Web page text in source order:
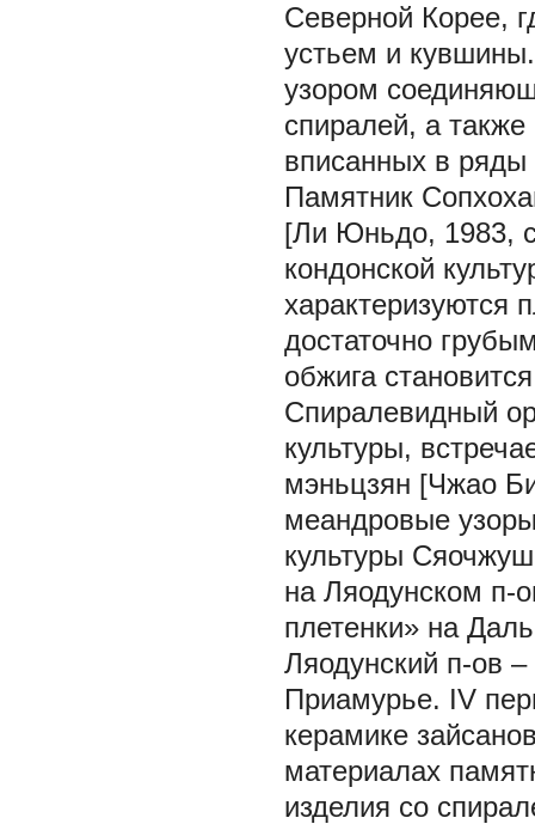
Северной Корее,
устьем и
узором
спиралей, а
вписанных в ряды
Памятник
[Ли Юньдо, 1983,
кондонской
достаточно
обжига
Спиралевидный
культуры,
мэньцзян [Чжао
меандровые
культуры
на Ляодунском п-
плетенки» на
Ляодунский п-ов
Приамурье. IV
керамике
материалах
изделия со